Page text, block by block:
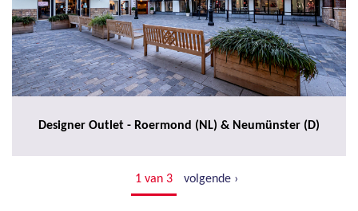
Designer Outlet - Roermond (NL) & Neumünster (D)
1 van 3 volgende ›